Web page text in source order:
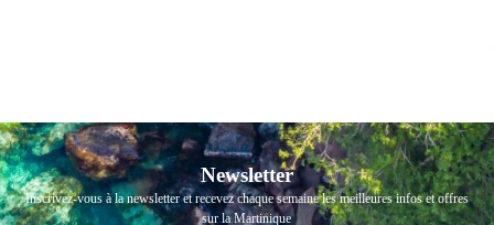
Newsletter
Inscrivez-vous à la newsletter et recevez chaque semaine les meilleures infos et offres
sur la Martinique